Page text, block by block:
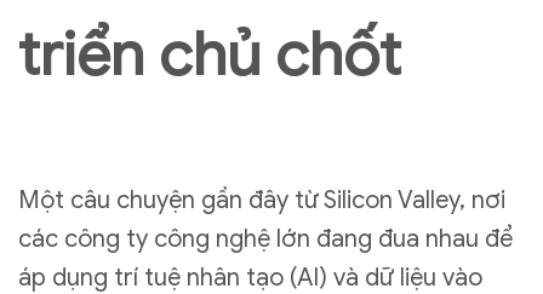
triển chủ chốt
Một câu chuyện gần đây từ Silicon Valley, nơi
các công ty công nghệ lớn đang đua nhau để
áp dụng trí tuệ nhân tạo (AI) và dữ liệu vào